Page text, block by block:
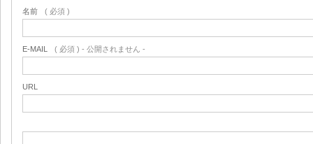
名前 ( 必須 )
E-MAIL ( 必須 ) - 公開されません -
URL